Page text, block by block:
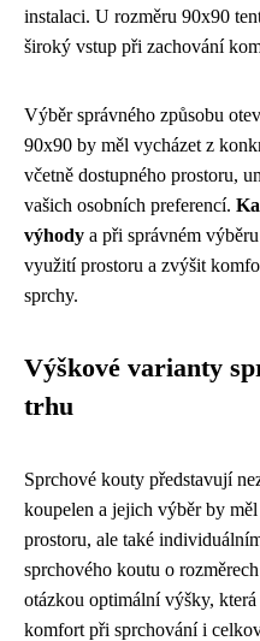
instalaci. U rozměru 90x90
široký vstup při zachování
Výběr správného způsobu
90x90 by měl vycházet z
včetně dostupného prostoru,
vašich osobních preferencí.
výhody a při správném
využití prostoru a zvýšit
sprchy.
Výškové varianty
trhu
Sprchové kouty představují
koupelen a jejich výběr by
prostoru, ale také
sprchového koutu o
otázkou optimální výšky,
komfort při sprchování i